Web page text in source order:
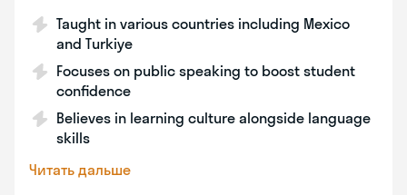
Taught in various countries including Mexico
and Turkiye
Focuses on public speaking to boost student
confidence
Believes in learning culture alongside language
skills
Читать дальше